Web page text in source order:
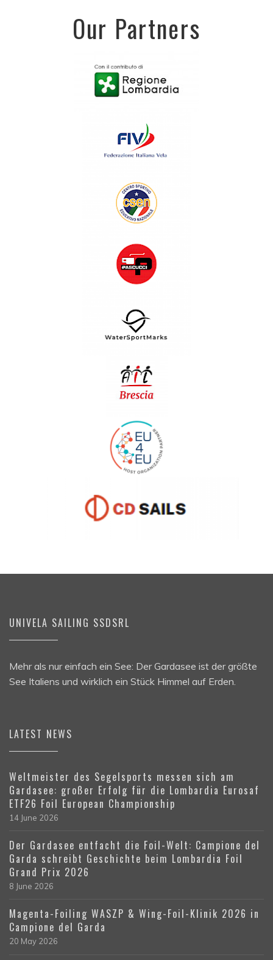
Our Partners
UNIVELA SAILING SSDSRL
Mehr als nur einfach ein See: Der Gardasee ist der größte
See Italiens und wirklich ein Stück Himmel auf Erden.
LATEST NEWS
Weltmeister des Segelsports messen sich am
Gardasee: großer Erfolg für die Lombardia Eurosaf
ETF26 Foil European Championship
14 June 2026
Der Gardasee entfacht die Foil-Welt: Campione del
Garda schreibt Geschichte beim Lombardia Foil
Grand Prix 2026
8 June 2026
Magenta-Foiling WASZP & Wing-Foil-Klinik 2026 in
Campione del Garda
20 May 2026